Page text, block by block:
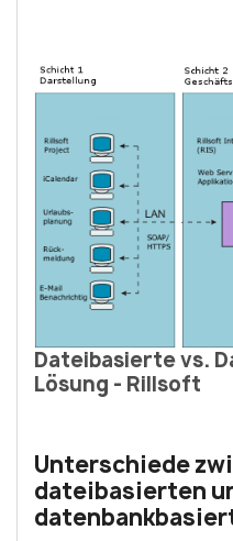
Dateibasierte vs.
Lösung - Rillsoft
Unterschiede
dateibasierten